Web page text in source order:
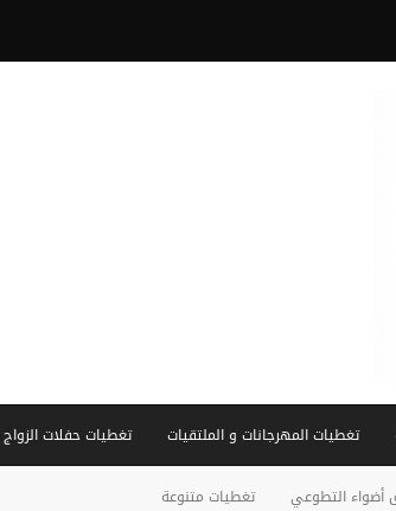
تغطيات المهرجانات و الملتقيات تغطيات حفلات الزواج
أضواء التطوعي تغطيات متنوعة